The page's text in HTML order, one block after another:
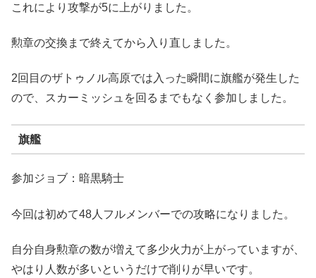
これにより攻撃が5に上がりました。
勲章の交換まで終えてから入り直しました。
2回目のザトゥノル高原では入った瞬間に旗艦が発生した
ので、スカーミッシュを回るまでもなく参加しました。
旗艦
参加ジョブ：暗黒騎士
今回は初めて48人フルメンバーでの攻略になりました。
自分自身勲章の数が増えて多少火力が上がっていますが、
やはり人数が多いというだけで削りが早いです。